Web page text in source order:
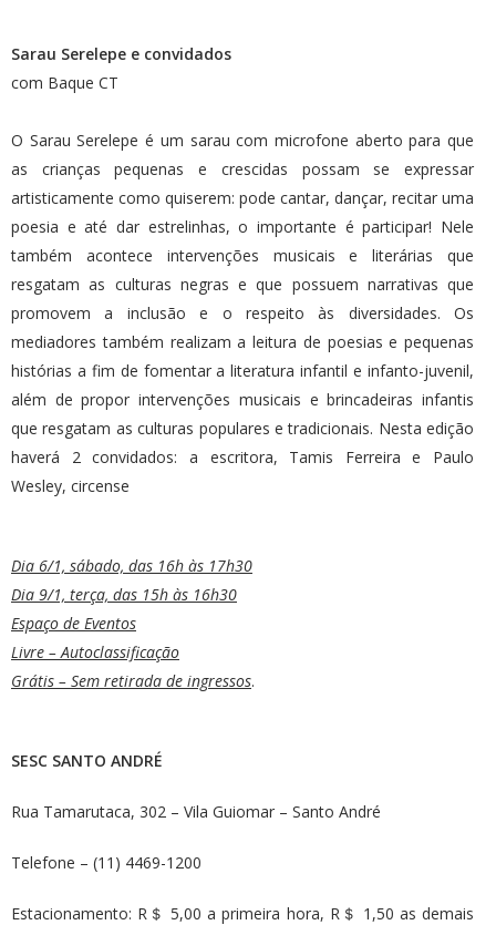
Sarau Serelepe e convidados
com Baque CT
O Sarau Serelepe é um sarau com microfone aberto para que
as crianças pequenas e crescidas possam se expressar
artisticamente como quiserem: pode cantar, dançar, recitar uma
poesia e até dar estrelinhas, o importante é participar! Nele
também acontece intervenções musicais e literárias que
resgatam as culturas negras e que possuem narrativas que
promovem a inclusão e o respeito às diversidades. Os
mediadores também realizam a leitura de poesias e pequenas
histórias a fim de fomentar a literatura infantil e infanto-juvenil,
além de propor intervenções musicais e brincadeiras infantis
que resgatam as culturas populares e tradicionais. Nesta edição
haverá 2 convidados: a escritora, Tamis Ferreira e Paulo
Wesley, circense
Dia 6/1, sábado, das 16h às 17h30
Dia 9/1, terça, das 15h às 16h30
Espaço de Eventos
Livre – Autoclassificação
Grátis – Sem retirada de ingressos.
SESC SANTO ANDRÉ
Rua Tamarutaca, 302 – Vila Guiomar – Santo André
Telefone – (11) 4469-1200
Estacionamento: R＄ 5,00 a primeira hora, R＄ 1,50 as demais